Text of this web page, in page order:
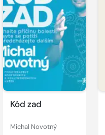
Kód zad
Michal Novotný